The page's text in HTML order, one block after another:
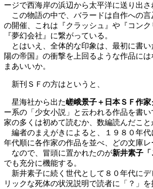
ージで西海岸の浜辺から太平洋に送り出
この物語の中で、バラードは自作への言
の開催、これは『クラッシュ』や『コン
『夢幻会社』に繋がっている。
とはいえ、全体的な印象は、最初に書い
陽の帝国』の衝撃を上回るような作品に
まあいいか。
新刊ＳＦの方はというと、
星海社から出た嵯峨景子＋日本ＳＦ作家
ー系の「少女小説」と云われる作品を書
家の多くは初めて読むか、数編読んだこと
編者のまえがきによると、１９８０年代
年代順に各作家の作品を並べ、どの文庫
なので、冒頭に置かれたのが新井素子「
でも充分に機能する。
新井素子に続く世代として８０年代にデ
リックな死体の状況説明で読者に「？」